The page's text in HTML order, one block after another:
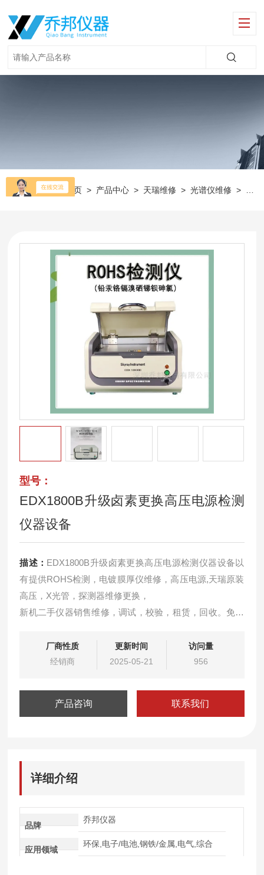
当前位置： 首页 > 产品中心 > 天瑞维修 >光谱仪维修 >
型号：
EDX1800B升级卤素更换高压电源检测
仪器设备
描述： EDX1800B升级卤素更换高压电源检测仪器设备以
有提供ROHS检测，电镀膜厚仪维修，高压电源,天瑞原装
高压，X光管，探测器维修更换，
新机二手仪器销售维修，调试，校验，租赁，回收。免费
租赁环保测试仪器，可根据客户需要选择相应的日期租
赁，免费提供相应的技术支持和满意的服务，如有意向和
厂商性质
经销商
更新时间
2025-05-21
访问量
956
产品咨询 联系我们
详细介绍
品牌
乔邦仪器
应用领域
环保,电子/电池,钢铁/金属,电气,综合